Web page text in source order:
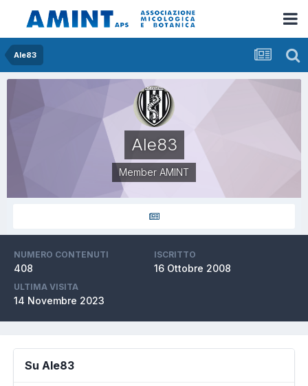
Ale83
Ale83
Member AMINT
NUMERO CONTENUTI
408
ISCRITTO
16 Ottobre 2008
ULTIMA VISITA
14 Novembre 2023
Su Ale83